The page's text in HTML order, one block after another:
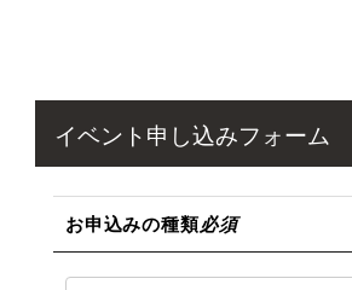
イベント申し込みフォーム
お申込みの種類必須